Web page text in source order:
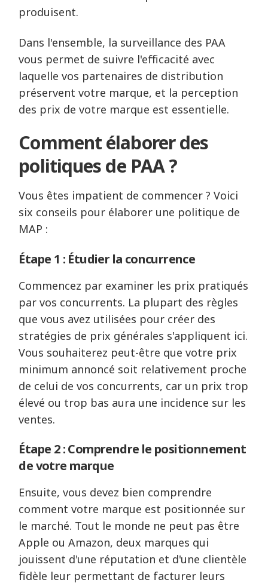
produisent.
Dans l'ensemble, la surveillance des PAA
vous permet de suivre l'efficacité avec
laquelle vos partenaires de distribution
préservent votre marque, et la perception
des prix de votre marque est essentielle.
Comment élaborer des
politiques de PAA ?
Vous êtes impatient de commencer ? Voici
six conseils pour élaborer une politique de
MAP :
Étape 1 : Étudier la concurrence
Commencez par examiner les prix pratiqués
par vos concurrents. La plupart des règles
que vous avez utilisées pour créer des
stratégies de prix générales s'appliquent ici.
Vous souhaiterez peut-être que votre prix
minimum annoncé soit relativement proche
de celui de vos concurrents, car un prix trop
élevé ou trop bas aura une incidence sur les
ventes.
Étape 2 : Comprendre le positionnement
de votre marque
Ensuite, vous devez bien comprendre
comment votre marque est positionnée sur
le marché. Tout le monde ne peut pas être
Apple ou Amazon, deux marques qui
jouissent d'une réputation et d'une clientèle
fidèle leur permettant de facturer leurs